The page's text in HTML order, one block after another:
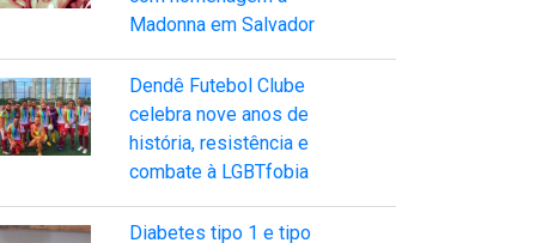
Madonna em Salvador
Dendê Futebol Clube
celebra nove anos de
história, resistência e
combate à LGBTfobia
Diabetes tipo 1 e tipo